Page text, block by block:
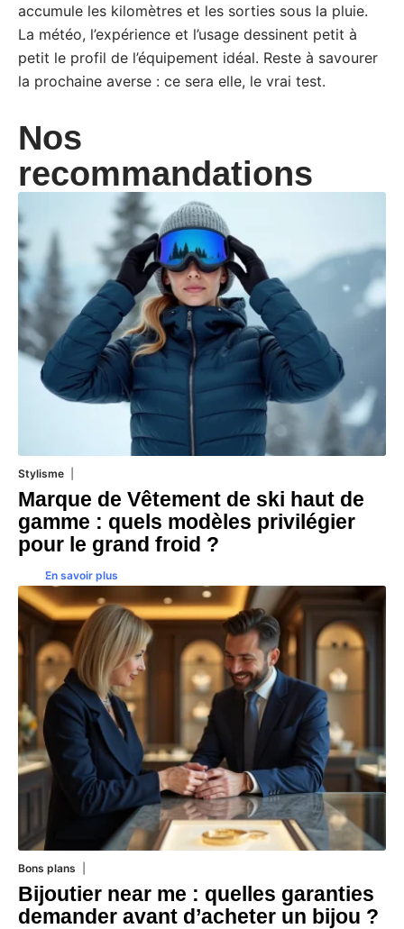
accumule les kilomètres et les sorties sous la pluie.
La météo, l’expérience et l’usage dessinent petit à
petit le profil de l’équipement idéal. Reste à savourer
la prochaine averse : ce sera elle, le vrai test.
Nos
recommandations
Stylisme
Marque de Vêtement de ski haut de
gamme : quels modèles privilégier
pour le grand froid ?
En savoir plus
Bons plans
Bijoutier near me : quelles garanties
demander avant d’acheter un bijou ?